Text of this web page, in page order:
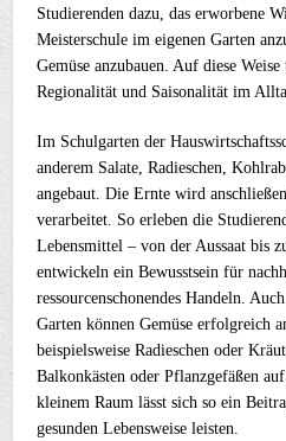
Studierenden dazu, das erworbene
Meisterschule im eigenen Garten
Gemüse anzubauen. Auf diese
Regionalität und Saisonalität im
Im Schulgarten der
anderem Salate, Radieschen,
angebaut. Die Ernte wird
verarbeitet. So erleben die
Lebensmittel – von der Aussaat bis
entwickeln ein Bewusstsein für
ressourcenschonendes Handeln.
Garten können Gemüse erfolgreich
beispielsweise Radieschen oder
Balkonkästen oder Pflanzgefäßen
kleinem Raum lässt sich so ein
gesunden Lebensweise leisten.